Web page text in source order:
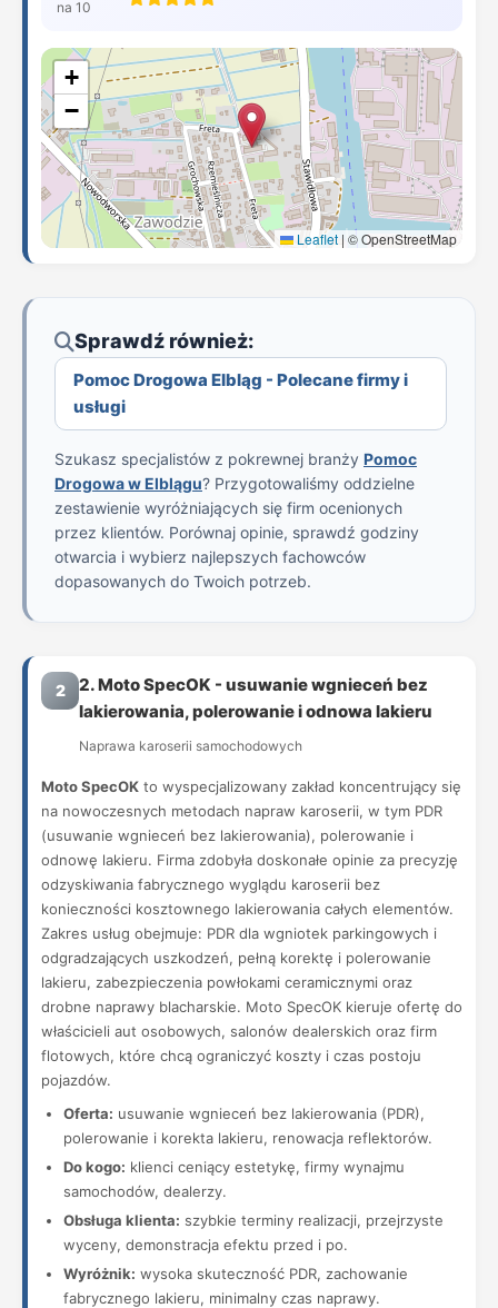
na 10
+
−
Leaflet | © OpenStreetMap
Sprawdź również:
Pomoc Drogowa Elbląg - Polecane firmy i
usługi
Szukasz specjalistów z pokrewnej branży Pomoc
Drogowa w Elblągu? Przygotowaliśmy oddzielne
zestawienie wyróżniających się firm ocenionych
przez klientów. Porównaj opinie, sprawdź godziny
otwarcia i wybierz najlepszych fachowców
dopasowanych do Twoich potrzeb.
2
2. Moto SpecOK - usuwanie wgnieceń bez
lakierowania, polerowanie i odnowa lakieru
Naprawa karoserii samochodowych
Moto SpecOK to wyspecjalizowany zakład koncentrujący się
na nowoczesnych metodach napraw karoserii, w tym PDR
(usuwanie wgnieceń bez lakierowania), polerowanie i
odnowę lakieru. Firma zdobyła doskonałe opinie za precyzję
odzyskiwania fabrycznego wyglądu karoserii bez
konieczności kosztownego lakierowania całych elementów.
Zakres usług obejmuje: PDR dla wgniotek parkingowych i
odgradzających uszkodzeń, pełną korektę i polerowanie
lakieru, zabezpieczenia powłokami ceramicznymi oraz
drobne naprawy blacharskie. Moto SpecOK kieruje ofertę do
właścicieli aut osobowych, salonów dealerskich oraz firm
flotowych, które chcą ograniczyć koszty i czas postoju
pojazdów.
Oferta: usuwanie wgnieceń bez lakierowania (PDR),
polerowanie i korekta lakieru, renowacja reflektorów.
Do kogo: klienci ceniący estetykę, firmy wynajmu
samochodów, dealerzy.
Obsługa klienta: szybkie terminy realizacji, przejrzyste
wyceny, demonstracja efektu przed i po.
Wyróżnik: wysoka skuteczność PDR, zachowanie
fabrycznego lakieru, minimalny czas naprawy.